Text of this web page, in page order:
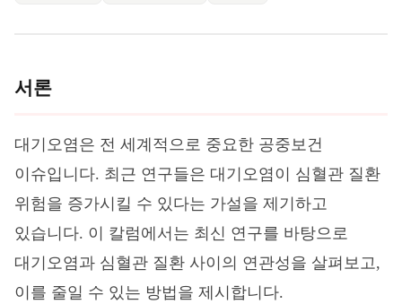
서론
대기오염은 전 세계적으로 중요한 공중보건
이슈입니다. 최근 연구들은 대기오염이 심혈관 질환
위험을 증가시킬 수 있다는 가설을 제기하고
있습니다. 이 칼럼에서는 최신 연구를 바탕으로
대기오염과 심혈관 질환 사이의 연관성을 살펴보고,
이를 줄일 수 있는 방법을 제시합니다.